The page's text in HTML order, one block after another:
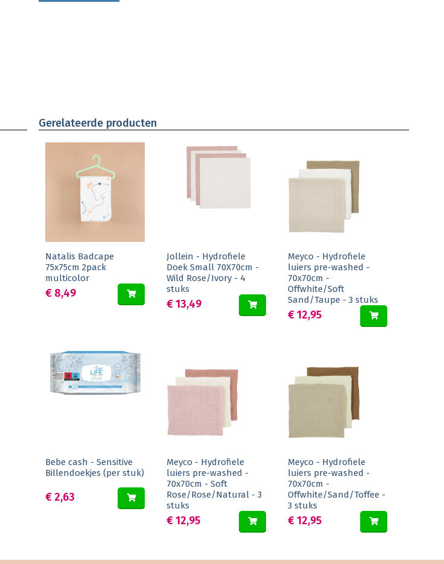
Gerelateerde producten
Natalis Badcape
75x75cm 2pack
multicolor
€ 8,49
Jollein - Hydrofiele
Doek Small 70X70cm -
Wild Rose/Ivory - 4
stuks
€ 13,49
Meyco - Hydrofiele
luiers pre-washed -
70x70cm -
Offwhite/Soft
Sand/Taupe - 3 stuks
€ 12,95
Bebe cash - Sensitive
Billendoekjes (per stuk)
€ 2,63
Meyco - Hydrofiele
luiers pre-washed -
70x70cm - Soft
Rose/Rose/Natural - 3
stuks
€ 12,95
Meyco - Hydrofiele
luiers pre-washed -
70x70cm -
Offwhite/Sand/Toffee -
3 stuks
€ 12,95